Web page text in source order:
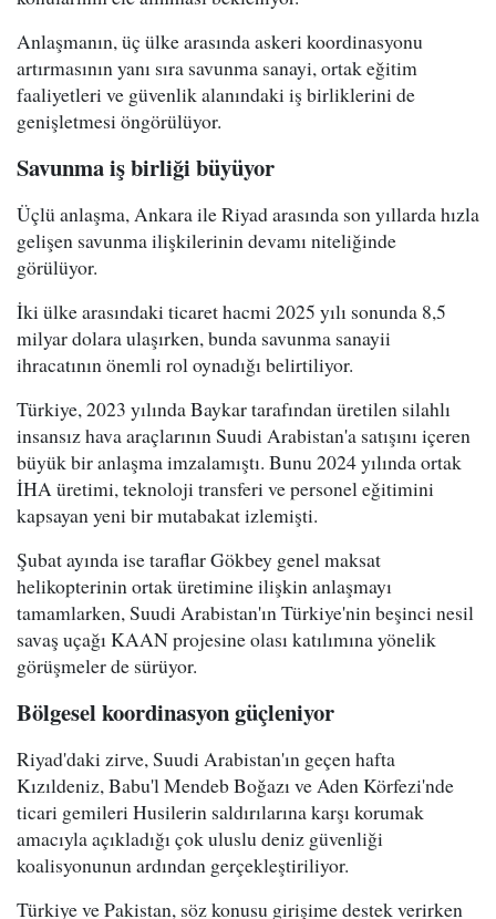
Anlaşmanın, üç ülke arasında askeri koordinasyonu
artırmasının yanı sıra savunma sanayi, ortak eğitim
faaliyetleri ve güvenlik alanındaki iş birliklerini de
genişletmesi öngörülüyor.
Savunma iş birliği büyüyor
Üçlü anlaşma, Ankara ile Riyad arasında son yıllarda hızla
gelişen savunma ilişkilerinin devamı niteliğinde
görülüyor.
İki ülke arasındaki ticaret hacmi 2025 yılı sonunda 8,5
milyar dolara ulaşırken, bunda savunma sanayii
ihracatının önemli rol oynadığı belirtiliyor.
Türkiye, 2023 yılında Baykar tarafından üretilen silahlı
insansız hava araçlarının Suudi Arabistan'a satışını içeren
büyük bir anlaşma imzalamıştı. Bunu 2024 yılında ortak
İHA üretimi, teknoloji transferi ve personel eğitimini
kapsayan yeni bir mutabakat izlemişti.
Şubat ayında ise taraflar Gökbey genel maksat
helikopterinin ortak üretimine ilişkin anlaşmayı
tamamlarken, Suudi Arabistan'ın Türkiye'nin beşinci nesil
savaş uçağı KAAN projesine olası katılımına yönelik
görüşmeler de sürüyor.
Bölgesel koordinasyon güçleniyor
Riyad'daki zirve, Suudi Arabistan'ın geçen hafta
Kızıldeniz, Babu'l Mendeb Boğazı ve Aden Körfezi'nde
ticari gemileri Husilerin saldırılarına karşı korumak
amacıyla açıkladığı çok uluslu deniz güvenliği
koalisyonunun ardından gerçekleştiriliyor.
Türkiye ve Pakistan, söz konusu girişime destek verirken